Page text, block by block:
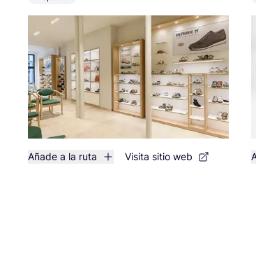
Añade a la ruta Visita sitio web